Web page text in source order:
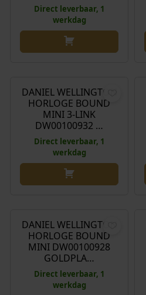
Direct leverbaar, 1
werkdag
DANIEL WELLINGTON
HORLOGE BOUND
MINI 3-LINK
DW00100932 …
Direct leverbaar, 1
werkdag
DANIEL WELLINGTON
HORLOGE BOUND
MINI DW00100928
GOLDPLA…
Direct leverbaar, 1
werkdag